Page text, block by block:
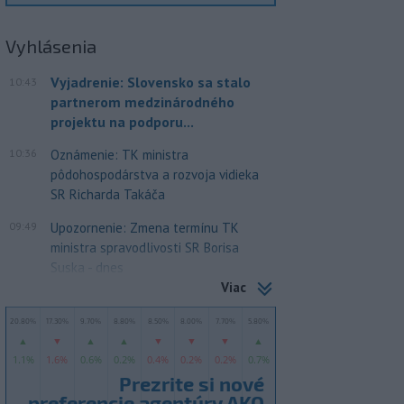
Vyhlásenia
10:43
Vyjadrenie: Slovensko sa stalo
partnerom medzinárodného
projektu na podporu...
10:36
Oznámenie: TK ministra
pôdohospodárstva a rozvoja vidieka
SR Richarda Takáča
09:49
Upozornenie: Zmena termínu TK
ministra spravodlivosti SR Borisa
Suska - dnes
Viac